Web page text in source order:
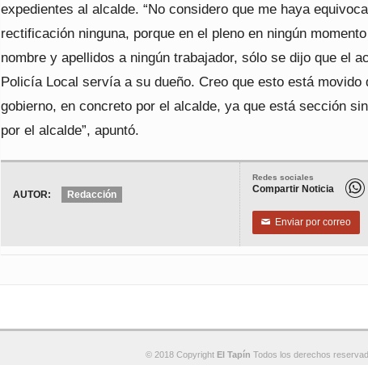
expedientes al alcalde. “No considero que me haya
rectificación ninguna, porque en el pleno en ningún
nombre y apellidos a ningún trabajador, sólo se dijo que el
Policía Local servía a su dueño. Creo que esto está movido
gobierno, en concreto por el alcalde, ya que está sección
por el alcalde”, apuntó.
Redes sociales
Compartir Noticia
✉ Enviar por correo
AUTOR: Redacción
© 2018 Copyright El Tapín Todos los derechos